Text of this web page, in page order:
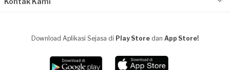
Download Aplikasi Sejasa di Play Store dan App Store!